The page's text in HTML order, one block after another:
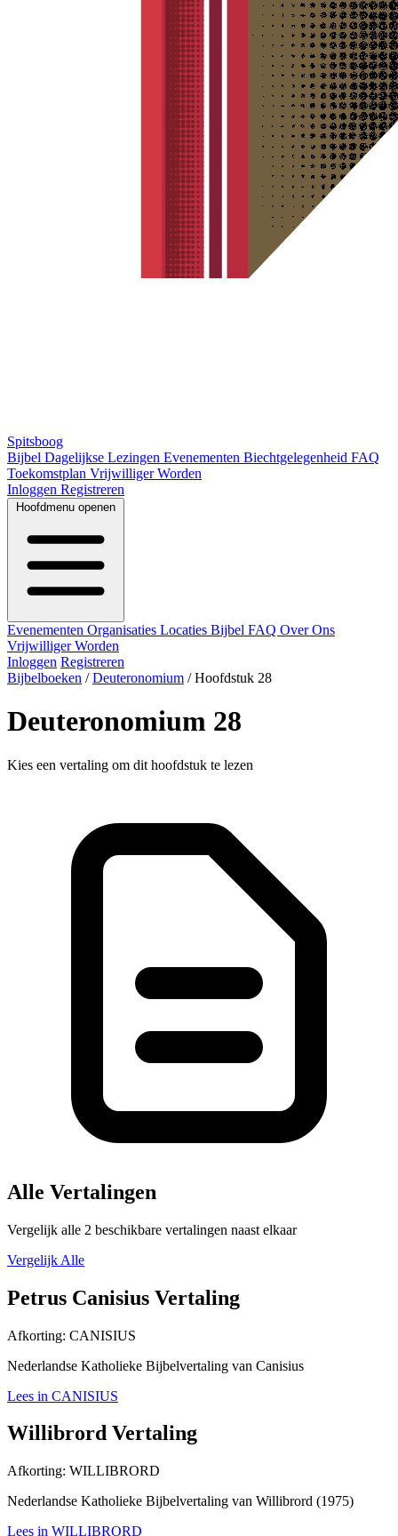
Spitsboog
Bijbel Dagelijkse Lezingen Evenementen Biechtgelegenheid FAQ
Toekomstplan Vrijwilliger Worden
Inloggen Registreren
Hoofdmenu openen
Evenementen Organisaties Locaties Bijbel FAQ Over Ons
Vrijwilliger Worden
Inloggen Registreren
Bijbelboeken / Deuteronomium / Hoofdstuk 28
Deuteronomium 28
Kies een vertaling om dit hoofdstuk te lezen
Alle Vertalingen
Vergelijk alle 2 beschikbare vertalingen naast elkaar
Vergelijk Alle
Petrus Canisius Vertaling
Afkorting: CANISIUS
Nederlandse Katholieke Bijbelvertaling van Canisius
Lees in CANISIUS
Willibrord Vertaling
Afkorting: WILLIBRORD
Nederlandse Katholieke Bijbelvertaling van Willibrord (1975)
Lees in WILLIBRORD